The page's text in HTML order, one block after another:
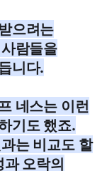
으려는
람들을
니다.
네스는 이런
기도 했죠.
는 비교도 할
오락의